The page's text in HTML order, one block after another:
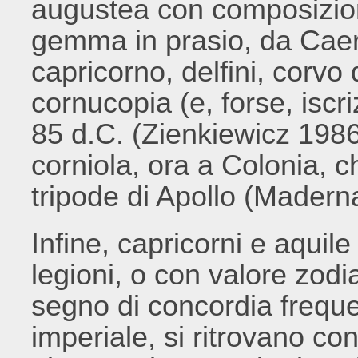
augustea con
gemma in prasio, da
capricorno, delfini, corvo
cornucopia (e, forse,
85 d.C. (Zienkiewicz
corniola, ora a Colonia,
tripode di Apollo
Infine, capricorni e
legioni, o con valore
segno di concordia
imperiale, si ritrovano